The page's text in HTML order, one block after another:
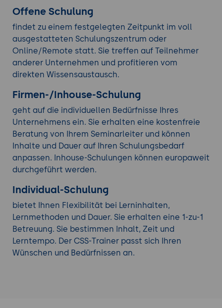
Offene Schulung
findet zu einem festgelegten Zeitpunkt im voll
ausgestatteten Schulungszentrum oder
Online/Remote statt. Sie treffen auf Teilnehmer
anderer Unternehmen und profitieren vom
direkten Wissensaustausch.
Firmen-/Inhouse-Schulung
geht auf die individuellen Bedürfnisse Ihres
Unternehmens ein. Sie erhalten eine kostenfreie
Beratung von Ihrem Seminarleiter und können
Inhalte und Dauer auf Ihren Schulungsbedarf
anpassen. Inhouse-Schulungen können europaweit
durchgeführt werden.
Individual-Schulung
bietet Ihnen Flexibilität bei Lerninhalten,
Lernmethoden und Dauer. Sie erhalten eine 1-zu-1
Betreuung. Sie bestimmen Inhalt, Zeit und
Lerntempo. Der CSS-Trainer passt sich Ihren
Wünschen und Bedürfnissen an.